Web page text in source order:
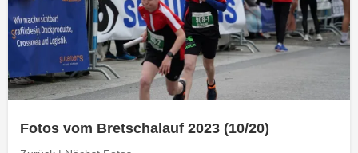
Fotos vom Bretschalauf 2023 (10/20)